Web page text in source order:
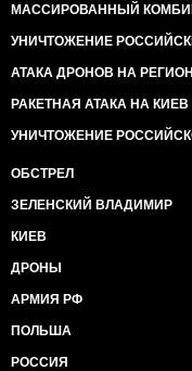
МАССИРОВАННЫЙ
УНИЧТОЖЕНИЕ
АТАКА ДРОНОВ НА
РАКЕТНАЯ АТАКА НА КИЕВ
УНИЧТОЖЕНИЕ
ОБСТРЕЛ
ЗЕЛЕНСКИЙ ВЛАДИМИР
КИЕВ
ДРОНЫ
АРМИЯ РФ
ПОЛЬША
РОССИЯ